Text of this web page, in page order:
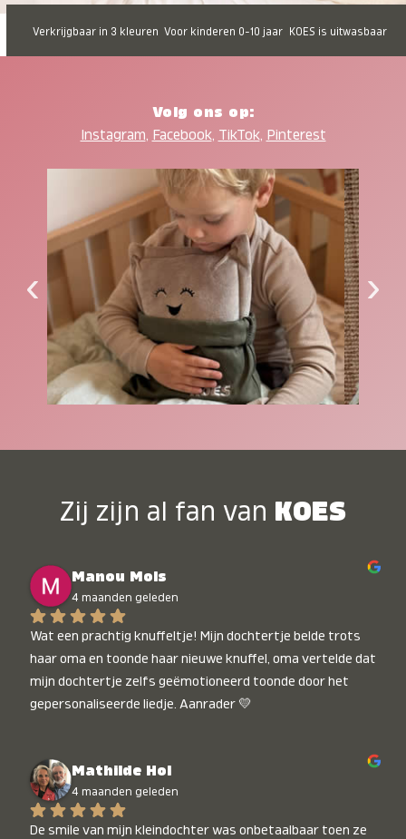
Verkrijgbaar in 3 kleuren Voor kinderen 0-10 jaar KOES is uitwasbaar
Volg ons op:
Instagram, Facebook, TikTok, Pinterest
‹ ›
Zij zijn al fan van KOES
Manou Mols
4 maanden geleden
Wat een prachtig knuffeltje! Mijn dochtertje belde trots
haar oma en toonde haar nieuwe knuffel, oma vertelde dat
mijn dochtertje zelfs geëmotioneerd toonde door het
gepersonaliseerde liedje. Aanrader 💛
Mathilde Hol
4 maanden geleden
De smile van mijn kleindochter was onbetaalbaar toen ze